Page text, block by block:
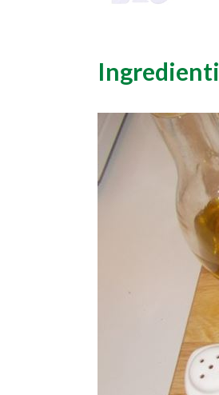
Ingredienti